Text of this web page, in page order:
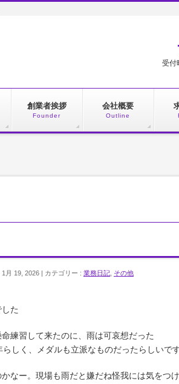
受付
創業者挨拶
Founder
会社概要
Outline
月 19, 2026 カテゴリー : 業務日記 その他
た
練習して来たのに、雨は可哀想だった
しく、メダルも立派なものだったらしいで
なー。現場も雨だと嫌だね怪我には気をつ